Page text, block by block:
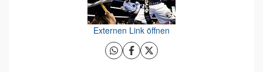
Externen Link öffnen